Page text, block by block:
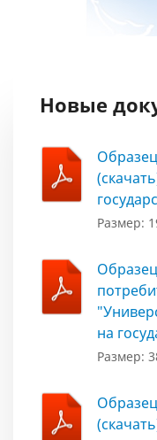
Новые
Размер:
на
Размер: